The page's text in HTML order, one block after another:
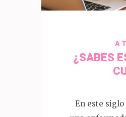
A
¿SABES
En este